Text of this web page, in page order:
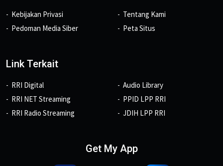
Kebijakan Privasi
Pedoman Media Siber
Tentang Kami
Peta Situs
Link Terkait
RRI Digital
RRI NET Streaming
RRI Radio Streaming
Audio Library
PPID LPP RRI
JDIH LPP RRI
Get My App